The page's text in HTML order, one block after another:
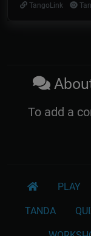
TangoLink
To add a
PLAY
TANDA